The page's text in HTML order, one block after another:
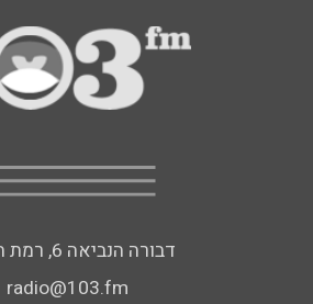
דבורה הנביאה 6, רמת השרון
radio@103.fm